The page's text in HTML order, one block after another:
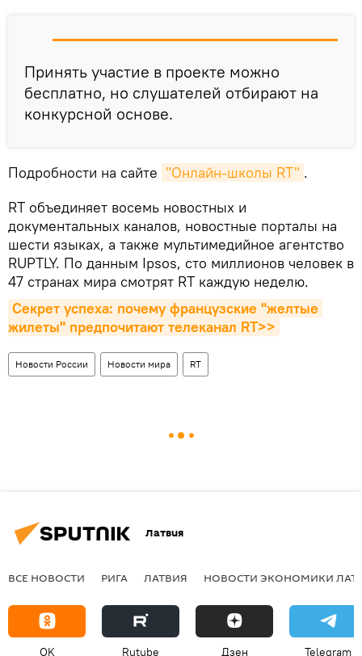
Принять участие в проекте можно
бесплатно, но слушателей отбирают на
конкурсной основе.
Подробности на сайте "Онлайн-школы RT" .
RT объединяет восемь новостных и
документальных каналов, новостные порталы на
шести языках, а также мультимедийное агентство
RUPTLY. По данным Ipsos, сто миллионов человек в
47 странах мира смотрят RT каждую неделю.
Секрет успеха: почему французские "желтые
жилеты" предпочитают телеканал RT>>
Новости России Новости мира RT
Латвия
ВСЕ НОВОСТИ РИГА ЛАТВИЯ НОВОСТИ ЭКОНОМИКИ
OK Rutube Дзен Telegram